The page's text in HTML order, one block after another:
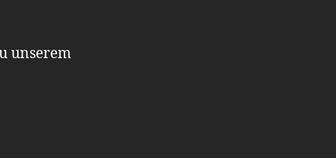
unserem